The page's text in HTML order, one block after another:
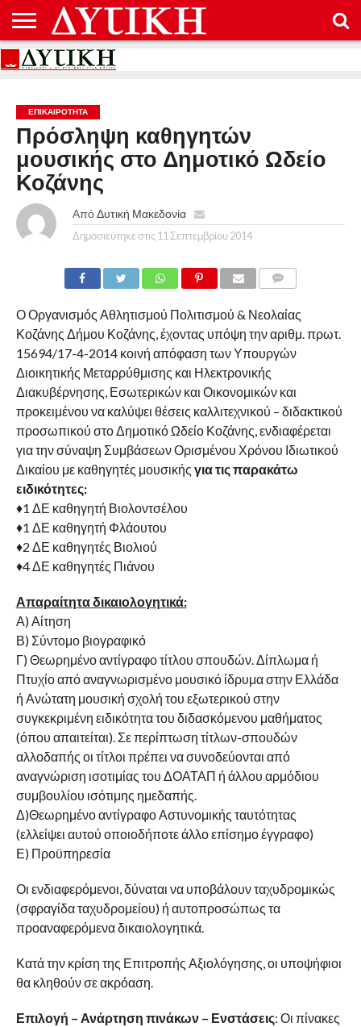
ΑΡΧΙΚΉ
ΕΠΙΚΟΙΝΩΝΊΑ
ΌΡΟΙ
ΠΡΟΣΤΑΣΊΑ
ΕΠΙΚΑΙΡΟΤΗΤΑ
Πρόσληψη καθηγητών
μουσικής στο Δημοτικό Ωδείο
Κοζάνης
Από Δυτική Μακεδονία
Δημοσιεύτηκε στις 11 Σεπτεμβρίου 2014
Ο Οργανισμός Αθλητισμού Πολιτισμού & Νεολαίας
Κοζάνης Δήμου Κοζάνης, έχοντας υπόψη την αριθμ. πρωτ.
15694/17-4-2014 κοινή απόφαση των Υπουργών
Διοικητικής Μεταρρύθμισης και Ηλεκτρονικής
Διακυβέρνησης, Εσωτερικών και Οικονομικών και
προκειμένου να καλύψει θέσεις καλλιτεχνικού – διδακτικού
προσωπικού στο Δημοτικό Ωδείο Κοζάνης, ενδιαφέρεται
για την σύναψη Συμβάσεων Ορισμένου Χρόνου Ιδιωτικού
Δικαίου με καθηγητές μουσικής για τις παρακάτω
ειδικότητες:
♦1 ΔΕ καθηγητή Βιολοντσέλου
♦1 ΔΕ καθηγητή Φλάουτου
♦2 ΔΕ καθηγητές Βιολιού
♦4 ΔΕ καθηγητές Πιάνου
Απαραίτητα δικαιολογητικά:
Α) Αίτηση
Β) Σύντομο βιογραφικό
Γ) Θεωρημένο αντίγραφο τίτλου σπουδών. Δίπλωμα ή
Πτυχίο από αναγνωρισμένο μουσικό ίδρυμα στην Ελλάδα
ή Ανώτατη μουσική σχολή του εξωτερικού στην
συγκεκριμένη ειδικότητα του διδασκόμενου μαθήματος
(όπου απαιτείται). Σε περίπτωση τίτλων-σπουδών
αλλοδαπής οι τίτλοι πρέπει να συνοδεύονται από
αναγνώριση ισοτιμίας του ΔΟΑΤΑΠ ή άλλου αρμόδιου
συμβουλίου ισότιμης ημεδαπής.
Δ)Θεωρημένο αντίγραφο Αστυνομικής ταυτότητας
(ελλείψει αυτού οποιοδήποτε άλλο επίσημο έγγραφο)
Ε) Προϋπηρεσία
Οι ενδιαφερόμενοι, δύναται να υποβάλουν ταχυδρομικώς
(σφραγίδα ταχυδρομείου) ή αυτοπροσώπως τα
προαναφερόμενα δικαιολογητικά.
Κατά την κρίση της Επιτροπής Αξιολόγησης, οι υποψήφιοι
θα κληθούν σε ακρόαση.
Επιλογή – Ανάρτηση πινάκων – Ενστάσεις: Οι πίνακες